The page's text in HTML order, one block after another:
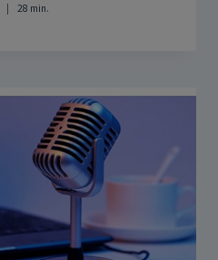
28 min.